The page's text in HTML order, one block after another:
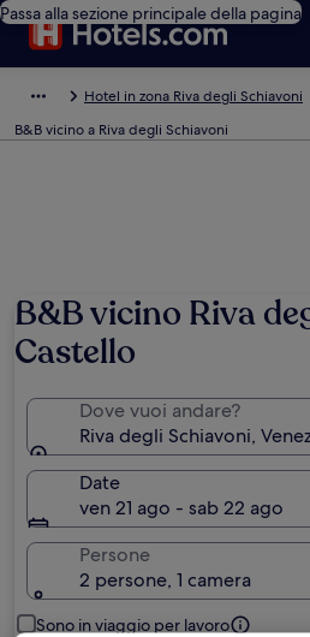
Passa alla sezione principale della pagina
Hotel in zona Riva degli Schiavoni
B&B vicino a Riva degli Schiavoni
B&B vicino Riva
Castello
Dove vuoi andare?
Riva degli Schiavoni,
Date
ven 21 ago - sab 22 ago
Persone
2 persone, 1 camera
Sono in viaggio per lavoro